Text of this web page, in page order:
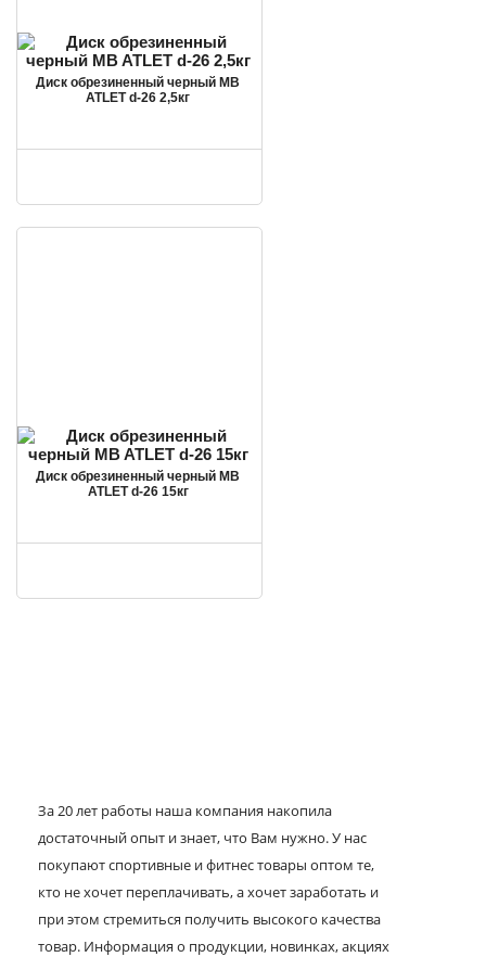
Диск обрезиненный черный MB
ATLET d-26 2,5кг
Диск обрезиненный черный MB
ATLET d-26 15кг
За 20 лет работы наша компания накопила
достаточный опыт и знает, что Вам нужно. У нас
покупают спортивные и фитнес товары оптом те,
кто не хочет переплачивать, а хочет заработать и
при этом стремиться получить высокого качества
товар. Информация о продукции, новинках, акциях